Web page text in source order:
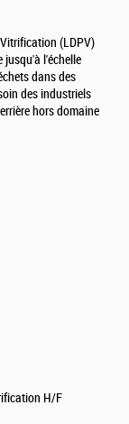
H/F
(LDPV)
jusqu'à l'échelle
dans des
des industriels
hors domaine